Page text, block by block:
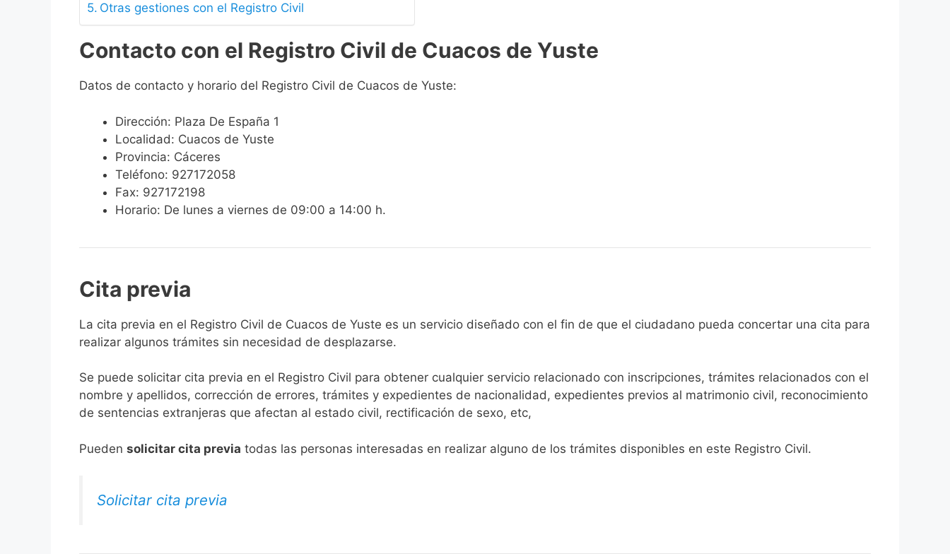
Otras gestiones con el Registro Civil
Contacto con el Registro Civil de Cuacos de Yuste
Datos de contacto y horario del Registro Civil de Cuacos de Yuste:
Dirección: Plaza De España 1
Localidad: Cuacos de Yuste
Provincia: Cáceres
Teléfono: 927172058
Fax: 927172198
Horario: De lunes a viernes de 09:00 a 14:00 h.
Cita previa
​​​​​​​​​​​​​​​​​​​​​​​​​​​​La cita previa en el Registro Civil de Cuacos de Yuste es un servicio diseñado con el fin de que el ciudadano pueda concertar una cita para
realizar algunos trámites sin necesidad de desplazarse.​
Se puede solicitar cita previa en el Registro Civil para obtener cualquier servicio relacionado con inscripciones, trámites relacionados con el
nombre y apellidos, corrección de errores, trámites y expedientes de nacionalidad, expedientes previos al matrimonio civil, reconocimiento
de sentencias extranjeras que afectan al estado civil, rectificación de sexo, etc,
​Pueden solicitar cita previa todas las personas interesadas en realizar alguno de los trámites disponibles en este Registro Civil.​
Solicitar cita previa